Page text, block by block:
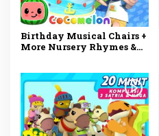
Birthday Musical Chairs +
More Nursery Rhymes &